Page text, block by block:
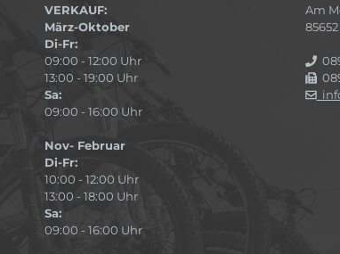
VERKAUF:
März-Oktober
Di-Fr:
09:00 - 12:00 Uhr
13:00 - 19:00 Uhr
Sa:
09:00 - 16:00 Uhr
Nov- Februar
Di-Fr:
10:00 - 12:00 Uhr
13:00 - 18:00 Uhr
Sa:
09:00 - 16:00 Uhr
Am